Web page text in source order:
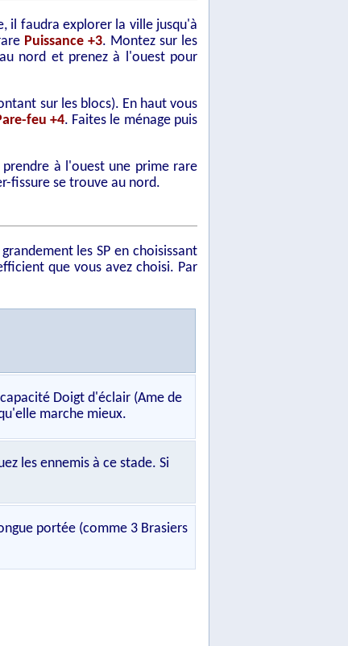
il faudra explorer la ville jusqu'à
Puissance +3. Montez sur les
nord et prenez à l'ouest pour
sur les blocs). En haut vous
feu +4. Faites le ménage puis
à l'ouest une prime rare
fissure se trouve au nord.
les SP en choisissant
que vous avez choisi. Par
Doigt d'éclair (Ame de
marche mieux.
les ennemis à ce stade. Si
portée (comme 3 Brasiers